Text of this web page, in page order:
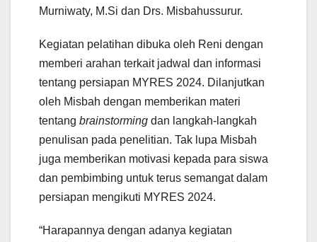
Murniwaty, M.Si dan Drs. Misbahussurur.
Kegiatan pelatihan dibuka oleh Reni dengan
memberi arahan terkait jadwal dan informasi
tentang persiapan MYRES 2024. Dilanjutkan
oleh Misbah dengan memberikan materi
tentang brainstorming dan langkah-langkah
penulisan pada penelitian. Tak lupa Misbah
juga memberikan motivasi kepada para siswa
dan pembimbing untuk terus semangat dalam
persiapan mengikuti MYRES 2024.
“Harapannya dengan adanya kegiatan